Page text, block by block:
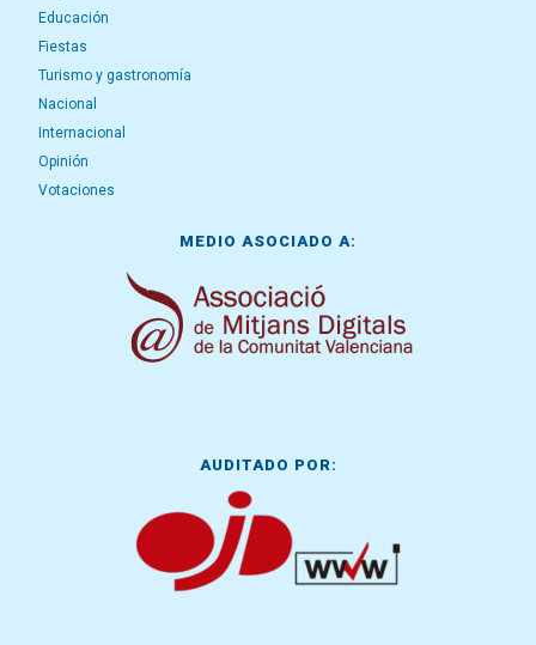
Educación
Fiestas
Turismo y gastronomía
Nacional
Internacional
Opinión
Votaciones
MEDIO ASOCIADO A:
AUDITADO POR: